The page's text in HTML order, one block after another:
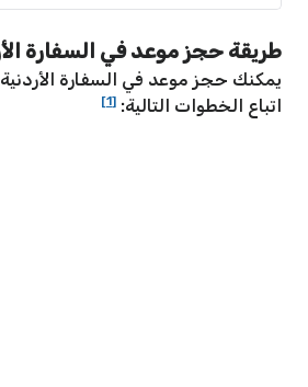
طريقة حجز موعد في السفارة
يمكنك حجز موعد في السفارة
اتباع الخطوات التالية: [1]